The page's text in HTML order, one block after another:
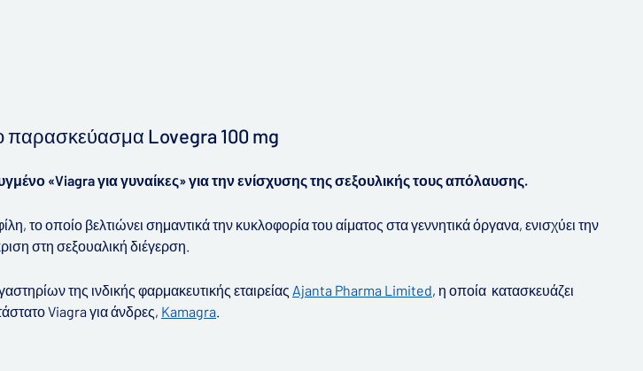
παρασκεύασμα Lovegra 100 mg
«Viagra για γυναίκες» για την ενίσχυσης της σεξουλικής τους απόλαυσης.
το οποίο βελτιώνει σημαντικά την κυκλοφορία του αίματος στα γεννητικά όργανα, ενισχύει την
στη σεξουαλική διέγερση.
της ινδικής φαρμακευτικής εταιρείας Ajanta Pharma Limited, η οποία κατασκευάζει
Viagra για άνδρες, Kamagra.